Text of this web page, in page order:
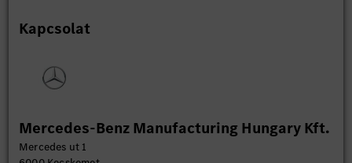
Kapcsolat
Mercedes-Benz Manufacturing Hungary Kft.
Mercedes ut 1